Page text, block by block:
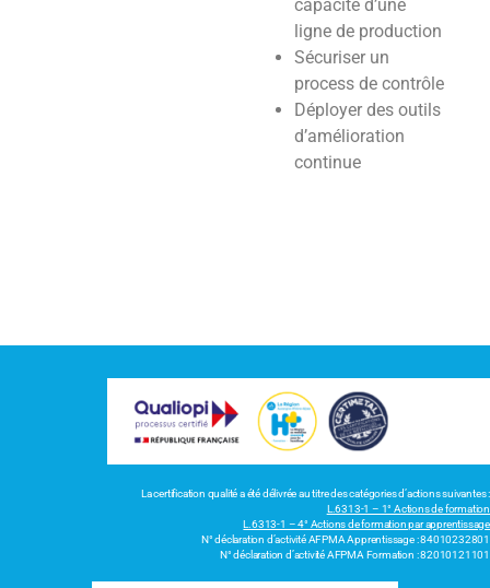
capacité d’une
ligne de production
Sécuriser un
process de contrôle
Déployer des outils
d’amélioration
continue
La certification qualité a été délivrée au titre des catégories d’actions suivantes :
L.6313-1 – 1° Actions de formation
L.6313-1 – 4° Actions de formation par apprentissage
N° déclaration d’activité AFPMA Apprentissage : 84010232801
N° déclaration d’activité AFPMA Formation : 82010121101